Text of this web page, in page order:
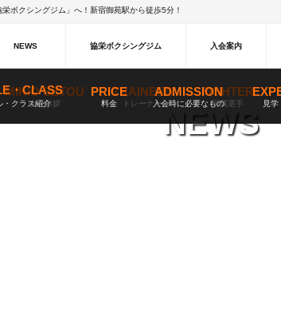
ボクシングジム」へ！新宿御苑駅から徒歩5分！
NEWS 協栄ボクシングジム 入会案内
MIKIO SETOU
会長挨拶
TRAINERS
トレーナー
FIGHTER
所属選手
・CLASS
・クラス紹介
PRICE
料金
ADMISSION
入会時に必要なもの 見
NEWS